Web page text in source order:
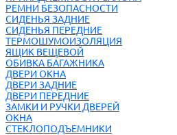
РЕМНИ БЕЗОПАСНОСТИ
СИДЕНЬЯ ЗАДНИЕ
СИДЕНЬЯ ПЕРЕДНИЕ
ТЕРМОШУМОИЗОЛЯЦИЯ
ЯЩИК ВЕЩЕВОЙ
ОБИВКА БАГАЖНИКА
ДВЕРИ ОКНА
ДВЕРИ ЗАДНИЕ
ДВЕРИ ПЕРЕДНИЕ
ЗАМКИ И РУЧКИ ДВЕРЕЙ
ОКНА
СТЕКЛОПОДЪЕМНИКИ